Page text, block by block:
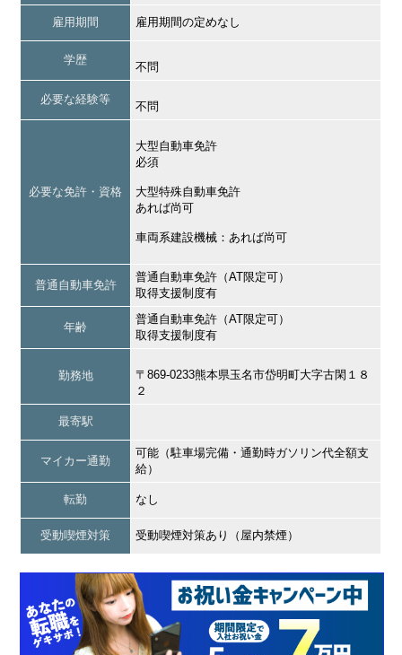
雇用期間 雇用期間の定めなし
学歴
不問
必要な経験等
不問
必要な免許・資格
大型自動車免許
必須
大型特殊自動車免許
あれば尚可
車両系建設機械：あれば尚可
普通自動車免許
普通自動車免許（AT限定可）
取得支援制度有
年齢
普通自動車免許（AT限定可）
取得支援制度有
勤務地
〒869-0233熊本県玉名市岱明町大字古閑１８
２
最寄駅
マイカー通勤
可能（駐車場完備・通勤時ガソリン代全額支
給）
転勤 なし
受動喫煙対策 受動喫煙対策あり（屋内禁煙）